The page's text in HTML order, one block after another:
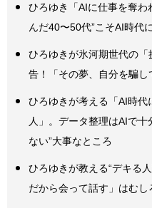
ひろゆき「AIに仕事を奪
んだ40〜50代”こそAI時代
ひろゆきが氷河期世代の
告！「その夢、自分を騙し
ひろゆきが考える「AI時代
人」。データ整理はAIで十
ない”大事なところ
ひろゆきが教える“デキる
だから会って話す」はむ